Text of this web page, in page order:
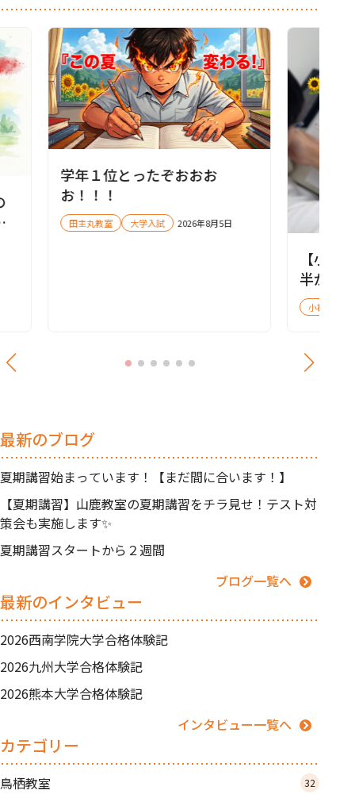
学年１位とったぞおおお
お！！！
田主丸教室 大学入試 2026年8月5日
【小郡
半が勝
今やる
小郡教室
最新のブログ
夏期講習始まっています！【まだ間に合います！】
【夏期講習】山鹿教室の夏期講習をチラ見せ！テスト対
策会も実施します✨
夏期講習スタートから２週間
ブログ一覧へ
最新のインタビュー
2026西南学院大学合格体験記
2026九州大学合格体験記
2026熊本大学合格体験記
インタビュー一覧へ
カテゴリー
鳥栖教室 32